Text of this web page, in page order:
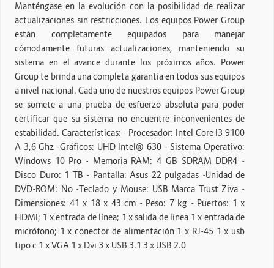
Manténgase en la evolución con la posibilidad de realizar
actualizaciones sin restricciones. Los equipos Power Group
están completamente equipados para manejar
cómodamente futuras actualizaciones, manteniendo su
sistema en el avance durante los próximos años. Power
Group te brinda una completa garantía en todos sus equipos
a nivel nacional. Cada uno de nuestros equipos Power Group
se somete a una prueba de esfuerzo absoluta para poder
certificar que su sistema no encuentre inconvenientes de
estabilidad. Características: - Procesador: Intel Core I3 9100
A 3,6 Ghz -Gráficos: UHD Intel® 630 - Sistema Operativo:
Windows 10 Pro - Memoria RAM: 4 GB SDRAM DDR4 -
Disco Duro: 1 TB - Pantalla: Asus 22 pulgadas -Unidad de
DVD-ROM: No -Teclado y Mouse: USB Marca Trust Ziva -
Dimensiones: 41 x 18 x 43 cm - Peso: 7 kg - Puertos: 1 x
HDMI; 1 x entrada de línea; 1 x salida de línea 1 x entrada de
micrófono; 1 x conector de alimentación 1 x RJ-45 1 x usb
tipo c 1 x VGA 1 x Dvi 3 x USB 3.1 3 x USB 2.0